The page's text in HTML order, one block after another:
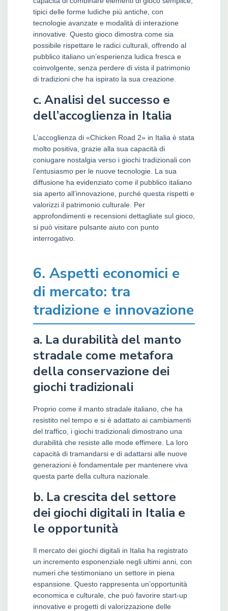
tipici delle forme ludiche più antiche, con
tecnologie avanzate e modalità di interazione
innovative. Questo gioco dimostra come sia
possibile rispettare le radici culturali, offrendo al
pubblico italiano un’esperienza ludica fresca e
coinvolgente, senza perdere di vista il patrimonio
di tradizioni che ha ispirato la sua creazione.
c. Analisi del successo e
dell’accoglienza in Italia
L’accoglienza di «Chicken Road 2» in Italia è stata
molto positiva, grazie alla sua capacità di
coniugare nostalgia verso i giochi tradizionali con
l’entusiasmo per le nuove tecnologie. La sua
diffusione ha evidenziato come il pubblico italiano
sia aperto all’innovazione, purché questa rispetti e
valorizzi il patrimonio culturale. Per
approfondimenti e recensioni dettagliate sul gioco,
si può visitare pulsante aiuto con punto
interrogativo.
6. Aspetti economici e
di mercato: tra
tradizione e innovazione
a. La durabilità del manto
stradale come metafora
della conservazione dei
giochi tradizionali
Proprio come il manto stradale italiano, che ha
resistito nel tempo e si è adattato ai cambiamenti
del traffico, i giochi tradizionali dimostrano una
durabilità che resiste alle mode effimere. La loro
capacità di tramandarsi e di adattarsi alle nuove
generazioni è fondamentale per mantenere viva
questa parte della cultura nazionale.
b. La crescita del settore
dei giochi digitali in Italia e
le opportunità
Il mercato dei giochi digitali in Italia ha registrato
un incremento esponenziale negli ultimi anni, con
numeri che testimoniano un settore in piena
espansione. Questo rappresenta un’opportunità
economica e culturale, che può favorire start-up
innovative e progetti di valorizzazione delle